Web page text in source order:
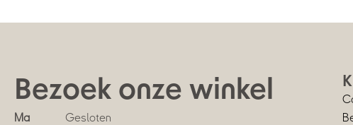
Bezoek onze winkel
Ma
Gesloten